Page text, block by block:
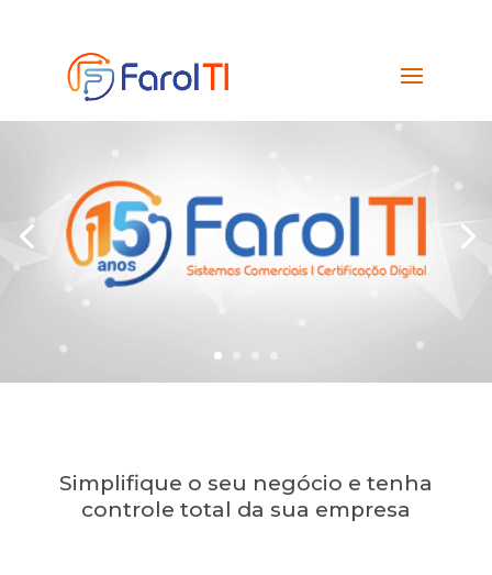
Simplifique o seu negócio e tenha
controle total da sua empresa